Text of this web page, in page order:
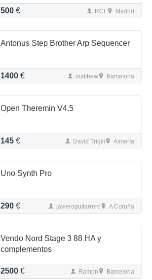
500 € RCL Madrid
Antonus Step Brother Arp Sequencer
1400 € matthew Barcelona
Open Theremin V4.5
145 € David Trigili Almería
Uno Synth Pro
290 € javieroguitarrero A Coruña
Vendo Nord Stage 3 88 HA y
complementos
2500 € Ramon Barcelona